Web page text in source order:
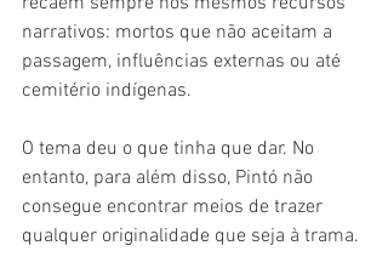
narrativos: mortos que não aceitam a
passagem, influências externas ou até
cemitério indígenas.
O tema deu o que tinha que dar. No
entanto, para além disso, Pintó não
consegue encontrar meios de trazer
qualquer originalidade que seja à trama.